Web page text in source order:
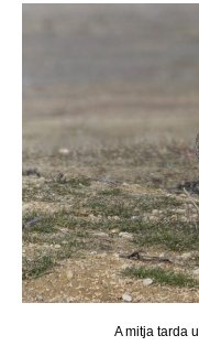
A mitja tarda